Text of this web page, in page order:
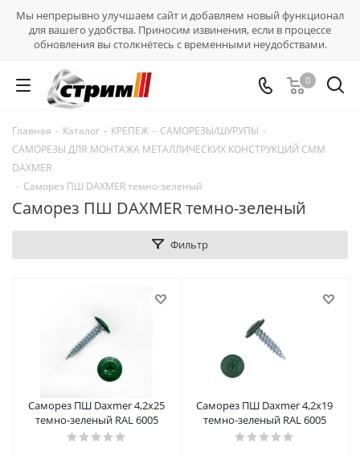
Мы непрерывно улучшаем сайт и добавляем новый функционал
для вашего удобства. Приносим извинения, если в процессе
обновления вы столкнётесь с временными неудобствами.
0
Главная - Каталог - КРЕПЕЖ - САМОРЕЗЫ/ШУРУПЫ -
САМОРЕЗЫ ДЛЯ МОНТАЖА МЕТАЛЛИЧЕСКИХ КОНСТРУКЦИЙ СММ
DAXMER
- Саморез ПШ DAXMER темно-зеленый
Саморез ПШ DAXMER темно-зеленый
Фильтр
Саморез ПШ Daxmer 4,2х25
темно-зеленый RAL 6005
Саморез ПШ Daxmer 4,2х19
темно-зеленый RAL 6005